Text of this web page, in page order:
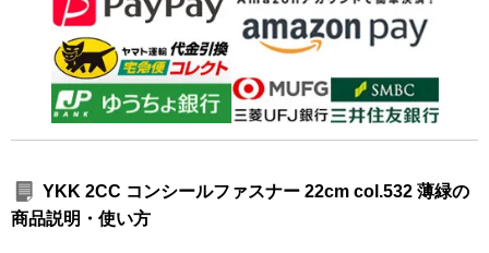
YKK 2CC コンシールファスナー 22cm col.532 薄緑の
商品説明・使い方